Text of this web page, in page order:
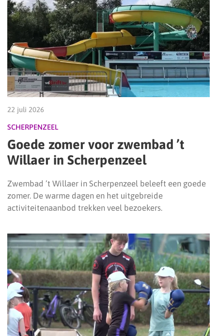
22 juli 2026
SCHERPENZEEL
Goede zomer voor zwembad ’t
Willaer in Scherpenzeel
Zwembad ’t Willaer in Scherpenzeel beleeft een goede
zomer. De warme dagen en het uitgebreide
activiteitenaanbod trekken veel bezoekers.